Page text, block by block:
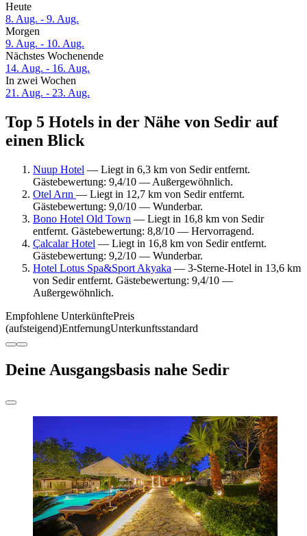
Heute
8. Aug. - 9. Aug.
Morgen
9. Aug. - 10. Aug.
Nächstes Wochenende
14. Aug. - 16. Aug.
In zwei Wochen
21. Aug. - 23. Aug.
Top 5 Hotels in der Nähe von Sedir auf
einen Blick
Nuup Hotel — Liegt in 6,3 km von Sedir entfernt.
Gästebewertung: 9,4/10 — Außergewöhnlich.
Otel Arın — Liegt in 12,7 km von Sedir entfernt.
Gästebewertung: 9,0/10 — Wunderbar.
Bono Hotel Old Town — Liegt in 16,8 km von Sedir
entfernt. Gästebewertung: 8,8/10 — Hervorragend.
Çalcalar Hotel — Liegt in 16,8 km von Sedir entfernt.
Gästebewertung: 9,2/10 — Wunderbar.
Hotel Lotus Spa&Sport Akyaka — 3-Sterne-Hotel in 13,6 km
von Sedir entfernt. Gästebewertung: 9,4/10 —
Außergewöhnlich.
Empfohlene UnterkünftePreis
(aufsteigend)EntfernungUnterkunftsstandard
Deine Ausgangsbasis nahe Sedir